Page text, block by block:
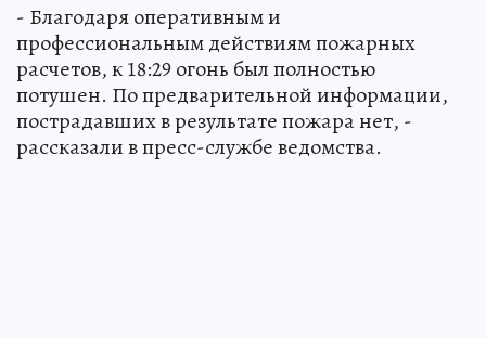
- Благодаря оперативным и
профессиональным действиям пожарных
расчетов, к 18:29 огонь был полностью
потушен. По предварительной информации,
пострадавших в результате пожара нет, -
рассказали в пресс-службе ведомства.